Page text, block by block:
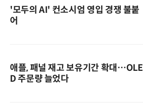
'모두의 AI' 컨소시엄 영입 경쟁 불붙
어
애플, 패널 재고 보유기간 확대…OLE
D 주문량 늘었다